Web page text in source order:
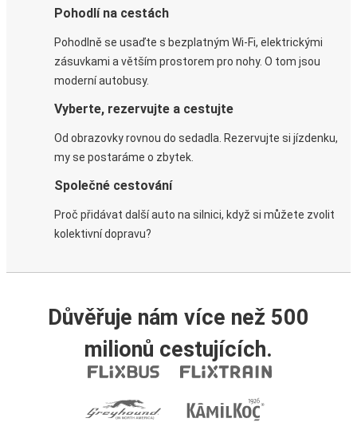
Pohodlí na cestách
Pohodlně se usaďte s bezplatným Wi-Fi, elektrickými
zásuvkami a větším prostorem pro nohy. O tom jsou
moderní autobusy.
Vyberte, rezervujte a cestujte
Od obrazovky rovnou do sedadla. Rezervujte si jízdenku,
my se postaráme o zbytek.
Společné cestování
Proč přidávat další auto na silnici, když si můžete zvolit
kolektivní dopravu?
Důvěřuje nám více než 500
milionů cestujících.